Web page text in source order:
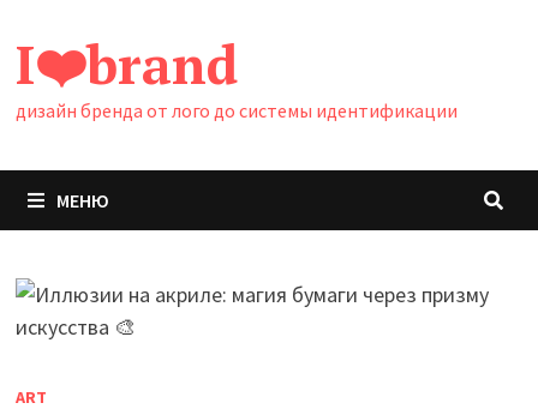
содержимому
I❤️brand
дизайн бренда от лого до системы идентификации
МЕНЮ
ART